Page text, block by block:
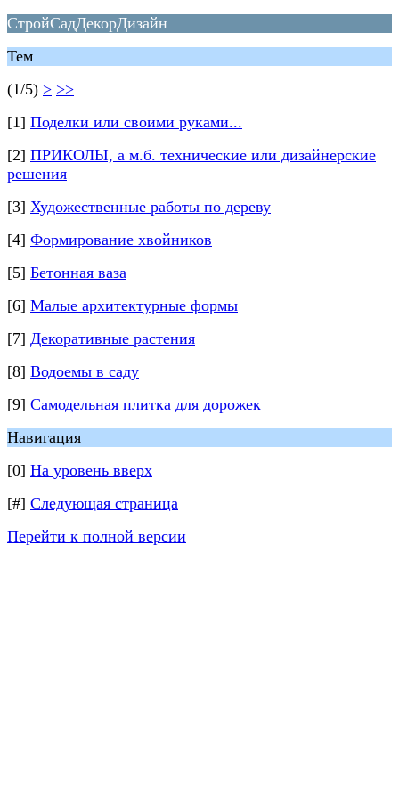
СтройСадДекорДизайн
Тем
(1/5) > >>
[1] Поделки или своими руками...
[2] ПРИКОЛЫ, а м.б. технические или дизайнерские
решения
[3] Художественные работы по дереву
[4] Формирование хвойников
[5] Бетонная ваза
[6] Малые архитектурные формы
[7] Декоративные растения
[8] Водоемы в саду
[9] Самодельная плитка для дорожек
Навигация
[0] На уровень вверх
[#] Следующая страница
Перейти к полной версии